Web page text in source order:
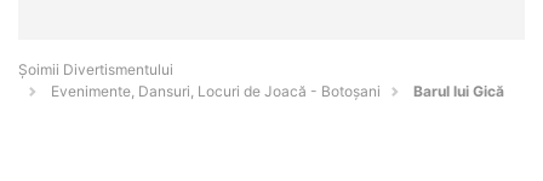
Şoimii Divertismentului
Evenimente, Dansuri, Locuri de Joacă - Botoşani
Barul lui Gică